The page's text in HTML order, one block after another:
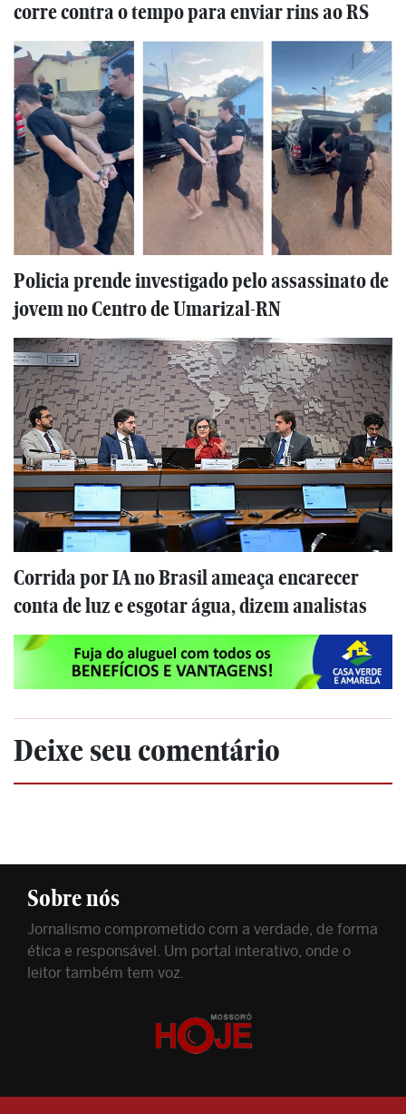
corre contra o tempo para enviar rins ao RS
Policia prende investigado pelo assassinato de
jovem no Centro de Umarizal-RN
Corrida por IA no Brasil ameaça encarecer
conta de luz e esgotar água, dizem analistas
Deixe seu comentário
Sobre nós
Jornalismo comprometido com a verdade, de forma
ética e responsável. Um portal interativo, onde o
leitor também tem voz.